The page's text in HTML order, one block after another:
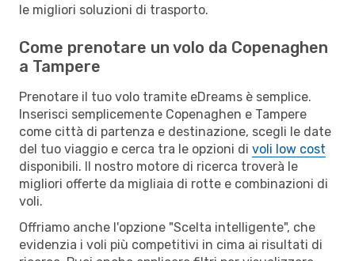
le migliori soluzioni di trasporto.
Come prenotare un volo da Copenaghen
a Tampere
Prenotare il tuo volo tramite eDreams è semplice.
Inserisci semplicemente Copenaghen e Tampere
come città di partenza e destinazione, scegli le date
del tuo viaggio e cerca tra le opzioni di voli low cost
disponibili. Il nostro motore di ricerca troverà le
migliori offerte da migliaia di rotte e combinazioni di
voli.
Offriamo anche l'opzione "Scelta intelligente", che
evidenzia i voli più competitivi in cima ai risultati di